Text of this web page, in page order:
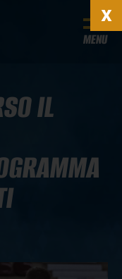
MENU
IL